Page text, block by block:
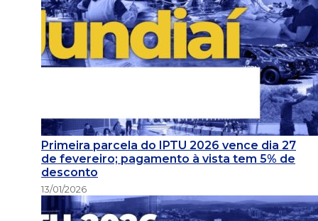
Primeira parcela do IPTU 2026 vence dia 27
de fevereiro; pagamento à vista tem 5% de
desconto
13/01/2026